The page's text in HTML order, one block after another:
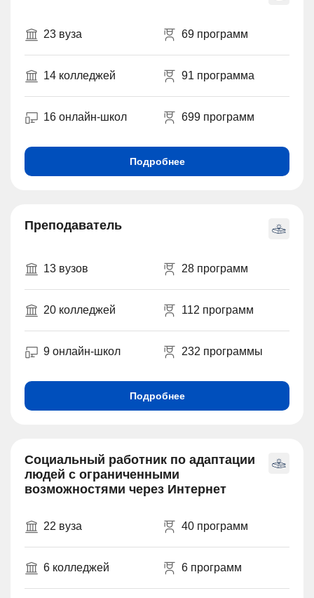
23 вуза 69 программ
14 колледжей 91 программа
16 онлайн-школ 699 программ
Подробнее
Преподаватель
13 вузов 28 программ
20 колледжей 112 программ
9 онлайн-школ 232 программы
Подробнее
Социальный работник по адаптации
людей с ограниченными
возможностями через Интернет
22 вуза 40 программ
6 колледжей 6 программ